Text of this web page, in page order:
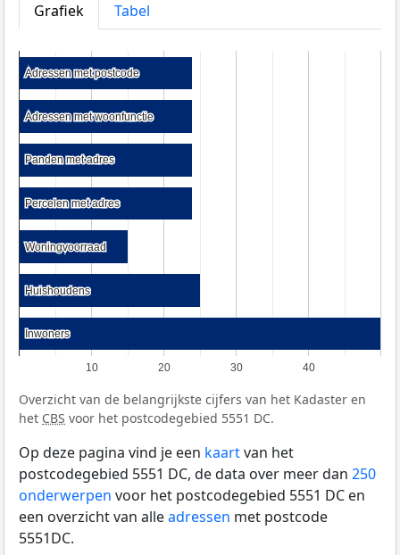
Grafiek
Tabel
10 20 30 40
Adressen met postcode
Adressen met postcode
Adressen met woonfunctie
Adressen met woonfunctie
Panden met adres
Panden met adres
Percelen met adres
Percelen met adres
Woningvoorraad
Woningvoorraad
Huishoudens
Huishoudens
Inwoners
Inwoners
Overzicht van de belangrijkste cijfers van het Kadaster en
het CBS voor het postcodegebied 5551 DC.
Op deze pagina vind je een kaartvan het
postcodegebied 5551 DC, de data over meer dan 250
onderwerpen voor het postcodegebied 5551 DC en
een overzicht van alleadressen met postcode
5551DC.